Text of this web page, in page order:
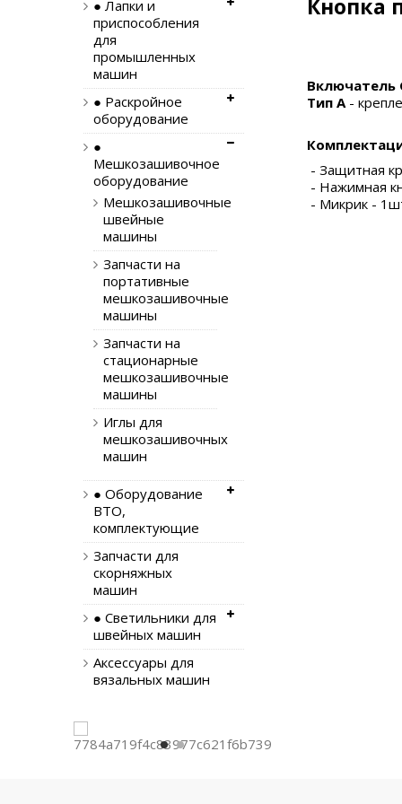
Кнопка
Включатель
Тип A-
- Защитная
- Нажимная
- Микрик -
● Лапки и
приспособления
для
промышленных
машин
● Раскройное
оборудование
●
Мешкозашивочное
оборудование
Мешкозашивочные
швейные
машины
Запчасти на
портативные
мешкозашивочные
машины
Запчасти на
стационарные
мешкозашивочные
машины
Иглы для
мешкозашивочных
машин
● Оборудование
ВТО,
комплектующие
Запчасти для
скорняжных
машин
● Светильники для
швейных машин
Аксессуары для
вязальных машин